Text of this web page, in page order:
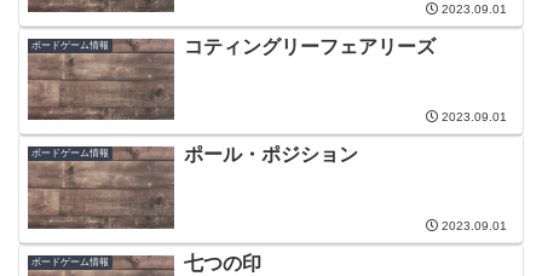
2023.09.01
ボードゲーム情報 コティングリーフェアリーズ
2023.09.01
ボードゲーム情報 ポール・ポジション
2023.09.01
ボードゲーム情報 七つの印